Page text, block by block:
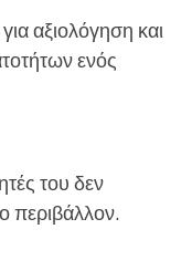
αξιολόγηση και
ενός
του δεν
περιβάλλον.